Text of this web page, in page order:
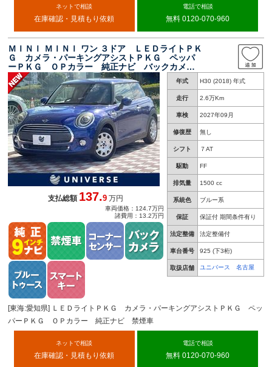
ネットで相談
在庫確認・見積もり依頼
電話で相談
無料 0120-070-960
ＭＩＮＩ ＭＩＮＩ ワン ３ドア ＬＥＤライトＰＫ
Ｇ カメラ・パーキングアシストＰＫＧ ペッパ
ーＰＫＧ ＯＰカラー 純正ナビ バックカメ
ラ Ｂｌｕｅｔｏｏｔｈ接続 ＥＴＣ アイド
リングストップ 禁煙車
年式 H30 (2018) 年式
走行 2.6万Km
車検 2027年09月
修復歴 無し
シフト ７AT
駆動 FF
排気量 1500 cc
系統色 ブルー系
保証 保証付 期間条件有り
法定整備 法定整備付
車台番号 925 (下3桁)
取扱店舗 ユニバース 名古屋
支払総額137.9 万円
車両価格：124.7万円
諸費用：13.2万円
[東海:愛知県] ＬＥＤライトＰＫＧ カメラ・パーキングアシストＰＫＧ ペッ
パーＰＫＧ ＯＰカラー 純正ナビ 禁煙車
ネットで相談
在庫確認・見積もり依頼
電話で相談
無料 0120-070-960